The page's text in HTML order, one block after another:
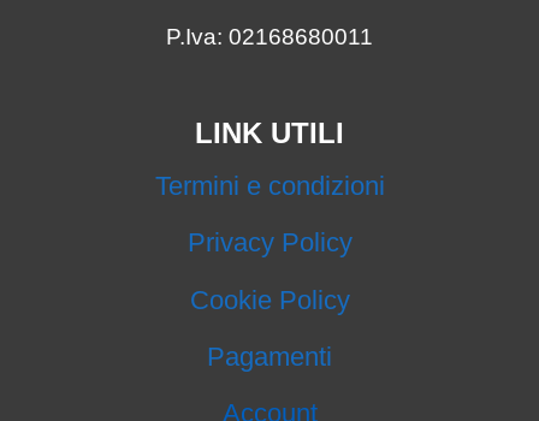
P.Iva: 02168680011
LINK UTILI
Termini e condizioni
Privacy Policy
Cookie Policy
Pagamenti
Account